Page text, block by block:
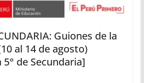
Guiones de la
al 14 de agosto)
5° de Secundaria]